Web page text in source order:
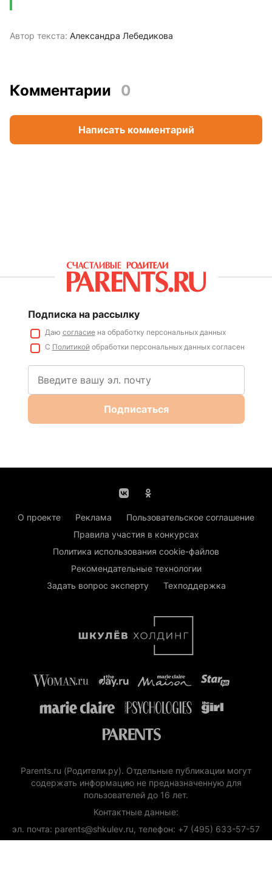
Автор текста: Александра Лебедикова
Комментарии 0
Написать комментарий
Подписка на рассылку
Даю согласиена обработку персональных данных
С Политикойобработки персональных данных согласен
Подписаться
О проекте Реклама
Пользовательское соглашение
Правила участия в конкурсах
Политика использования cookie-файлов
Рекомендательные технологии
Задать вопрос эксперту
Техподдержка
Parents.ru (Родители.ру). Отдельные публикации могут
содержать информацию не предназначенную для
пользователей до 16 лет.
Контактные данные:
эл. почта: parents@shkulev.ru, телефон: +7 (495) 633-57-57